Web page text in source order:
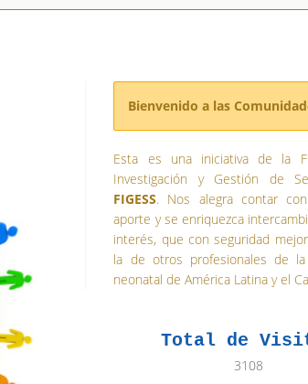
Bienvenido a las
Esta es una iniciativa de la
Investigación y Gestión de
FIGESS. Nos alegra contar
aporte y se enriquezca
interés, que con seguridad
la de otros profesionales de
neonatal de América Latina y el
Total de
3108